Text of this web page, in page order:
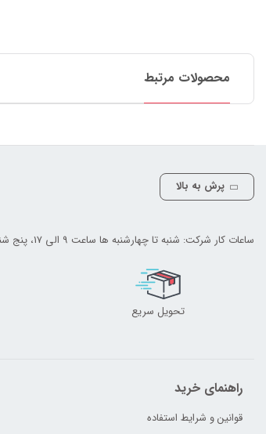
محصولات مرتبط
پرش به بالا
ساعات کار شرکت: شنبه تا چهارشنبه ها ساعت 9 الی 17، پنج شنبه ها 9 الی 13
تحویل سریع
راهنمای خرید
قوانین و شرایط استفاده